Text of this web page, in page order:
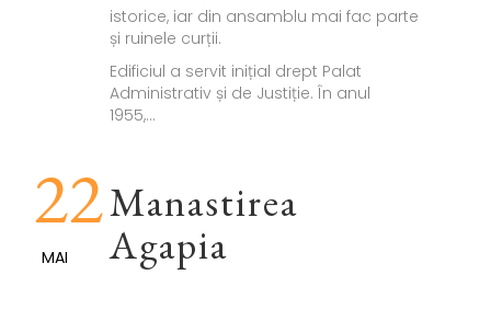
istorice, iar din ansamblu mai fac parte
și ruinele curții.
Edificiul a servit inițial drept Palat
Administrativ și de Justiție. În anul
1955,...
22
MAI
Manastirea
Agapia